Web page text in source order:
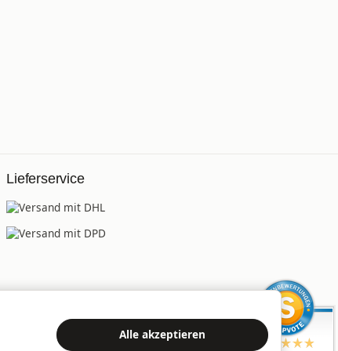
Lieferservice
Alle akzeptieren